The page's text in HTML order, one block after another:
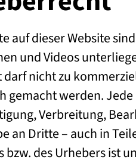
auf dieser Website
und Videos
darf nicht zu
gemacht werden.
Verbreitung,
an Dritte – auch in
bzw. des Urhebers ist